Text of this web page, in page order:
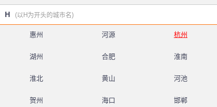
H (以H为开头的城市名)
惠州 河源 杭州
湖州 合肥 淮南
淮北 黄山 河池
贺州 海口 邯郸